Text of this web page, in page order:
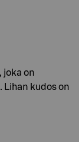
joka on
kudos on